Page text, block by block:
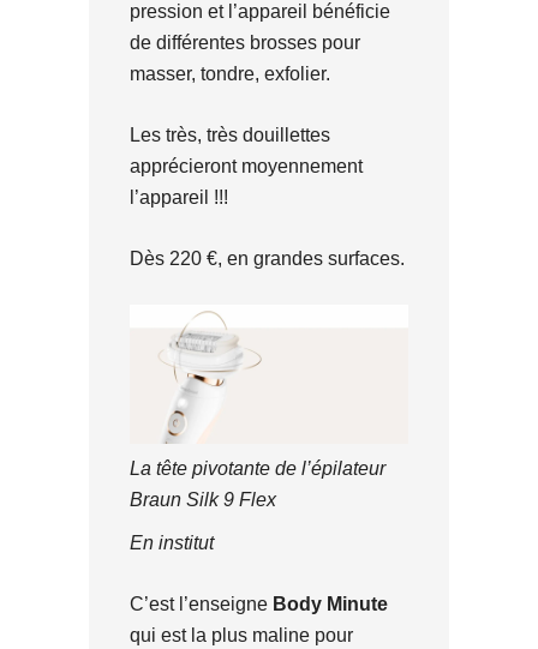
pression et l’appareil bénéficie
de différentes brosses pour
masser, tondre, exfolier.
Les très, très douillettes
apprécieront moyennement
l’appareil !!!
Dès 220 €, en grandes surfaces.
La tête pivotante de l’épilateur
Braun Silk 9 Flex
En institut
C’est l’enseigne Body Minute
qui est la plus maline pour